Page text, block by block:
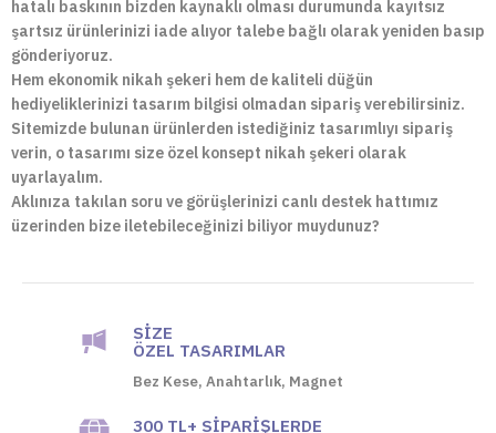
hatalı baskının bizden kaynaklı olması durumunda kayıtsız
şartsız ürünlerinizi iade alıyor talebe bağlı olarak yeniden basıp
gönderiyoruz.
Hem ekonomik nikah şekeri hem de kaliteli düğün
hediyeliklerinizi tasarım bilgisi olmadan sipariş verebilirsiniz.
Sitemizde bulunan ürünlerden istediğiniz tasarımlıyı sipariş
verin, o tasarımı size özel konsept nikah şekeri olarak
uyarlayalım.
Aklınıza takılan soru ve görüşlerinizi canlı destek hattımız
üzerinden bize iletebileceğinizi biliyor muydunuz?
SIZE
ÖZEL TASARIMLAR
Bez Kese, Anahtarlık, Magnet
300 TL+ SIPARIŞLERDE